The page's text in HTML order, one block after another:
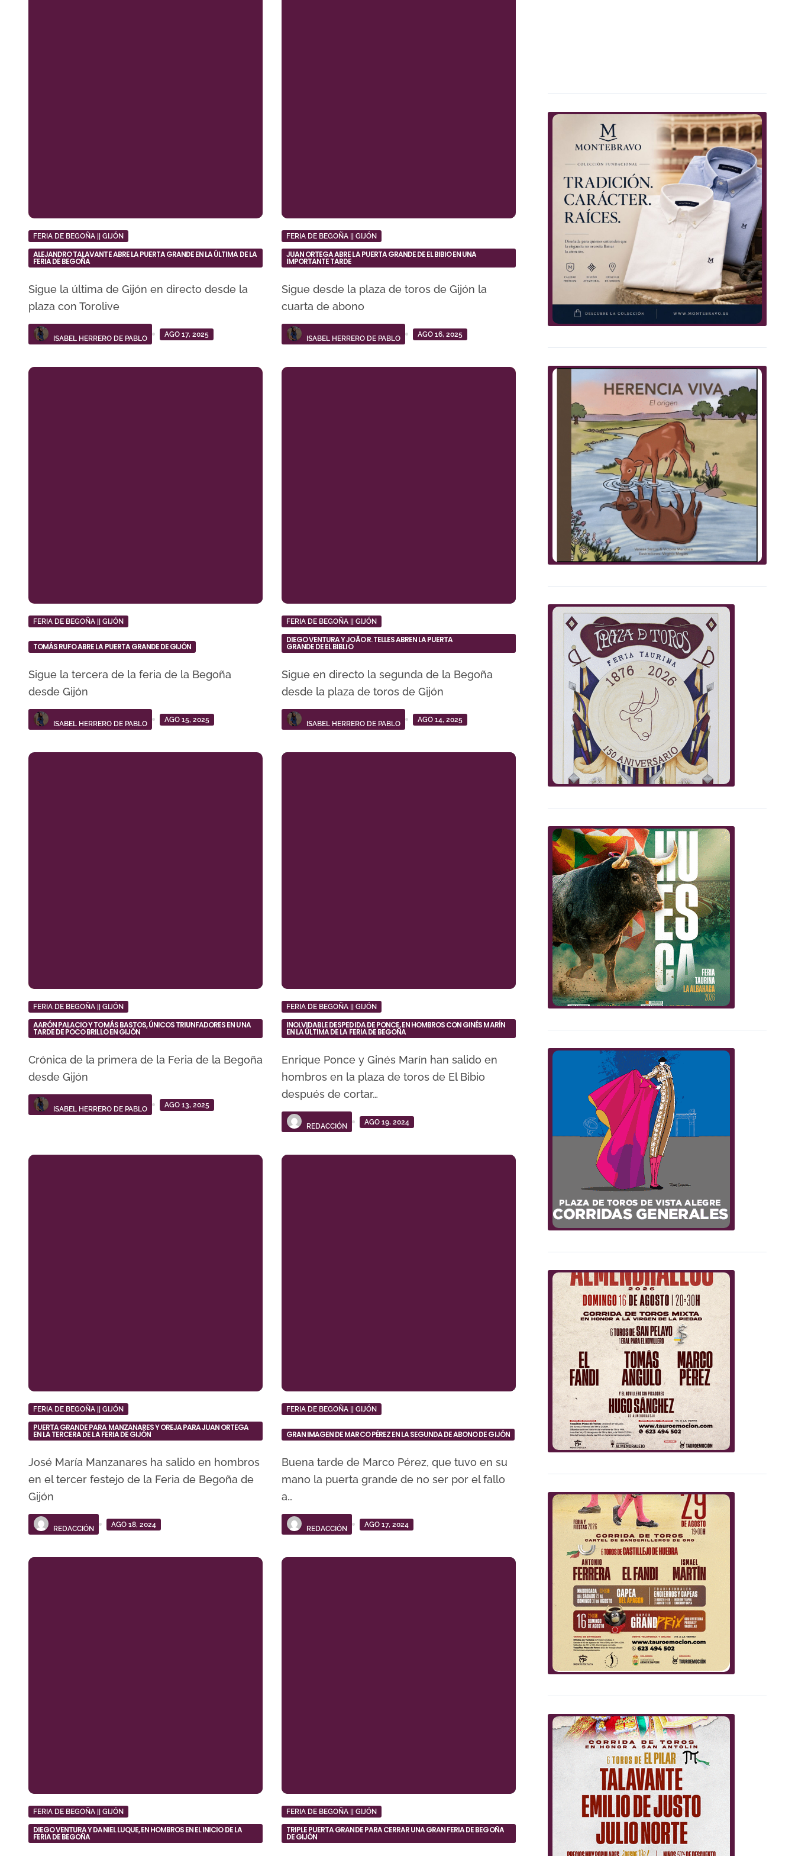
FERIA DE BEGOÑA || GIJÓN
ALEJANDRO TALAVANTE ABRE LA PUERTA GRANDE EN LA ÚLTIMA DE LA
FERIA DE BEGOÑA
Sigue la última de Gijón en directo desde la
plaza con Torolive
ISABEL HERRERO DE PABLO
AGO 17, 2025
FERIA DE BEGOÑA || GIJÓN
JUAN ORTEGA ABRE LA PUERTA GRANDE DE EL BIBIO EN UNA
IMPORTANTE TARDE
Sigue desde la plaza de toros de Gijón la
cuarta de abono
ISABEL HERRERO DE PABLO
AGO 16, 2025
FERIA DE BEGOÑA || GIJÓN
TOMÁS RUFO ABRE LA PUERTA GRANDE DE GIJÓN
Sigue la tercera de la feria de la Begoña
desde Gijón
ISABEL HERRERO DE PABLO
AGO 15, 2025
FERIA DE BEGOÑA || GIJÓN
DIEGO VENTURA Y JOÃO R. TELLES ABREN LA PUERTA
GRANDE DE EL BIBLIO
Sigue en directo la segunda de la Begoña
desde la plaza de toros de Gijón
ISABEL HERRERO DE PABLO
AGO 14, 2025
FERIA DE BEGOÑA || GIJÓN
AARÓN PALACIO Y TOMÁS BASTOS, ÚNICOS TRIUNFADORES EN UNA
TARDE DE POCO BRILLO EN GIJÓN
Crónica de la primera de la Feria de la Begoña
desde Gijón
ISABEL HERRERO DE PABLO
AGO 13, 2025
FERIA DE BEGOÑA || GIJÓN
INOLVIDABLE DESPEDIDA DE PONCE, EN HOMBROS CON GINÉS MARÍN
EN LA ÚLTIMA DE LA FERIA DE BEGOÑA
Enrique Ponce y Ginés Marín han salido en
hombros en la plaza de toros de El Bibio
después de cortar…
REDACCIÓN
AGO 19, 2024
FERIA DE BEGOÑA || GIJÓN
PUERTA GRANDE PARA MANZANARES Y OREJA PARA JUAN ORTEGA
EN LA TERCERA DE LA FERIA DE GIJÓN
José María Manzanares ha salido en hombros
en el tercer festejo de la Feria de Begoña de
Gijón
REDACCIÓN
AGO 18, 2024
FERIA DE BEGOÑA || GIJÓN
GRAN IMAGEN DE MARCO PÉREZ EN LA SEGUNDA DE ABONO DE GIJÓN
Buena tarde de Marco Pérez, que tuvo en su
mano la puerta grande de no ser por el fallo
a…
REDACCIÓN
AGO 17, 2024
FERIA DE BEGOÑA || GIJÓN
DIEGO VENTURA Y DANIEL LUQUE, EN HOMBROS EN EL INICIO DE LA
FERIA DE BEGOÑA
FERIA DE BEGOÑA || GIJÓN
TRIPLE PUERTA GRANDE PARA CERRAR UNA GRAN FERIA DE BEGOÑA
DE GIJÓN